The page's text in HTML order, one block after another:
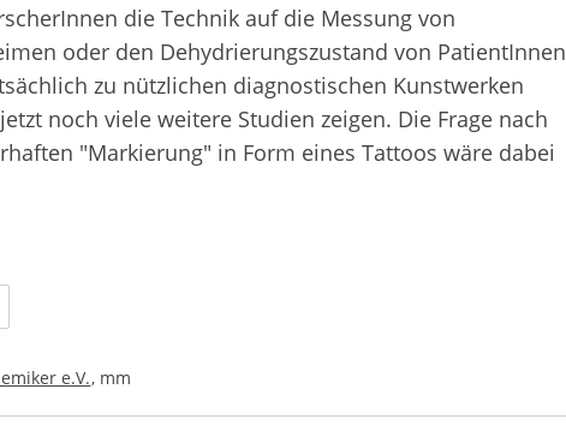
die Technik auf die Messung von
oder den Dehydrierungszustand von PatientInnen
zu nützlichen diagnostischen Kunstwerken
noch viele weitere Studien zeigen. Die Frage nach
"Markierung" in Form eines Tattoos wäre dabei
e.V. mm